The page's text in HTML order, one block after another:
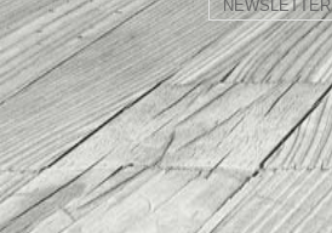
NEWSLETTER